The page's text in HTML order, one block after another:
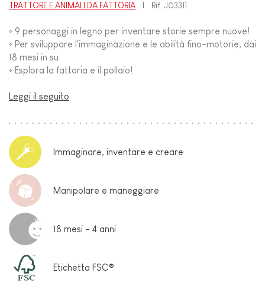
TRATTORE E ANIMALI DA FATTORIA Rif.J03311
◦ 9 personaggi in legno per inventare storie sempre nuove!
◦ Per sviluppare l'immaginazione e le abilità fino-motorie, dai
18 mesi in su
◦ Esplora la fattoria e il pollaio!
Leggi il seguito
Immaginare, inventare e creare
Manipolare e maneggiare
18 mesi - 4 anni
Etichetta FSC®